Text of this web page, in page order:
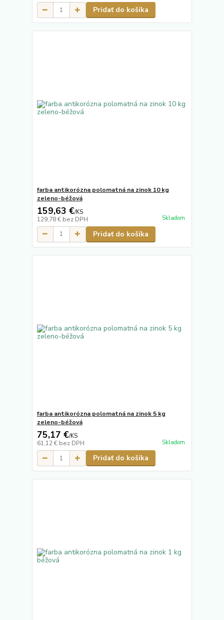
Pridať do košíka
farba antikorózna polomatná na zinok 10 kg
zeleno-béžová
159,63 €/KS
129,78 € bez DPH Skladom
Pridať do košíka
farba antikorózna polomatná na zinok 5 kg
zeleno-béžová
75,17 €/KS
61,12 € bez DPH Skladom
Pridať do košíka